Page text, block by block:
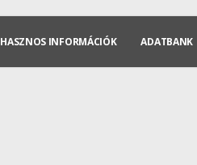
HASZNOS INFORMÁCIÓK ADATBANK